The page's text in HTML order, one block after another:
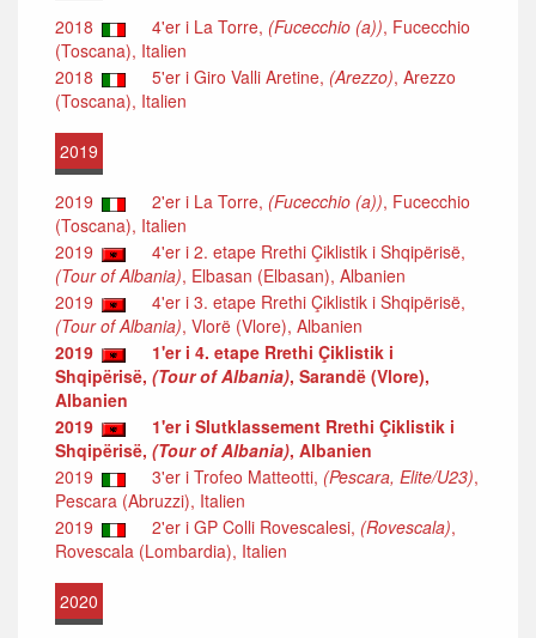
2018 4'er i La Torre, (Fucecchio (a)), Fucecchio
(Toscana), Italien
2018
5'er i Giro Valli Aretine, (Arezzo), Arezzo
(Toscana), Italien
2019
2019 2'er i La Torre, (Fucecchio (a)), Fucecchio
(Toscana), Italien
2019
4'er i 2. etape Rrethi Çiklistik i Shqipërisë,
(Tour of Albania), Elbasan (Elbasan), Albanien
2019
4'er i 3. etape Rrethi Çiklistik i Shqipërisë,
(Tour of Albania), Vlorë (Vlore), Albanien
2019
1'er i 4. etape Rrethi Çiklistik i
Shqipërisë, (Tour of Albania), Sarandë (Vlore),
Albanien
2019
1'er i Slutklassement Rrethi Çiklistik i
Shqipërisë, (Tour of Albania), Albanien
2019
3'er i Trofeo Matteotti, (Pescara, Elite/U23),
Pescara (Abruzzi), Italien
2019
2'er i GP Colli Rovescalesi, (Rovescala),
Rovescala (Lombardia), Italien
2020